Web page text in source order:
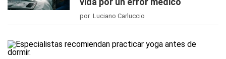
por Luciano Carluccio